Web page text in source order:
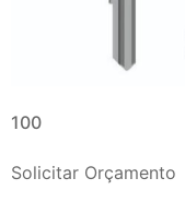
100
Solicitar Orçamento